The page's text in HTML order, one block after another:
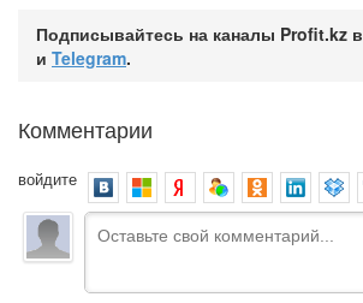
Подписывайтесь на каналы Profit.kz в
и Telegram.
Комментарии
войдите